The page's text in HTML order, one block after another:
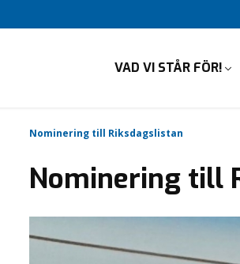
VAD VI STÅR FÖR!
Nominering till Riksdagslistan
Nominering till